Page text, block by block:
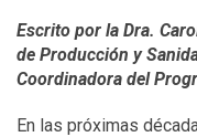
Escrito por la Dra.
de Producción y
Coordinadora del
En las próximas